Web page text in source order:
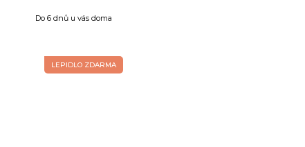
Do 6 dnů u vás doma
LEPIDLO ZDARMA